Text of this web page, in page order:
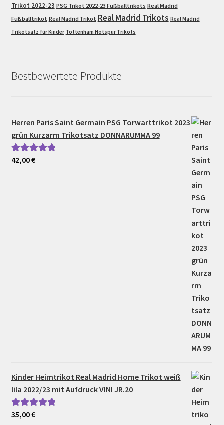
Trikot 2022-23 PSG Trikot 2022-23 Fußballtrikots Real Madrid
Fußballtrikot Real Madrid Trikot Real Madrid Trikots Real Madrid
Trikotsatz für Kinder Tottenham Hotspur Trikots
Bestbewertete Produkte
Herren Paris Saint Germain PSG Torwarttrikot 2023
grün Kurzarm Trikotsatz DONNARUMMA 99
Bewertet mit
42,00€
Kinder Heimtrikot Real Madrid Home Trikot weiß
lila 2022/23 mit Aufdruck VINI JR.20
Bewertet mit
35,00€